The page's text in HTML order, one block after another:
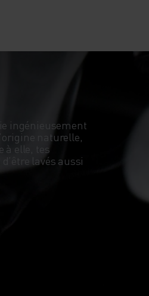
ingénieusement
naturelle,
à elle, tes
lavés aussi